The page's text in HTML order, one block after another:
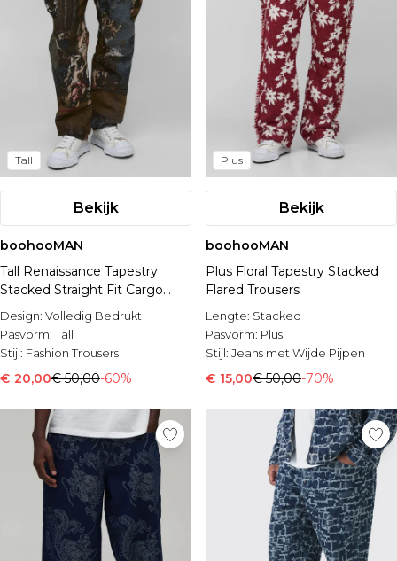
Tall
Bekijk
boohooMAN
Tall Renaissance Tapestry
Stacked Straight Fit Cargo
Trousers
Design: Volledig Bedrukt
Pasvorm:Tall
Stijl: Fashion Trousers
€ 20,00€ 50,00-60%
Plus
Bekijk
boohooMAN
Plus Floral Tapestry Stacked
Flared Trousers
Lengte: Stacked
Pasvorm: Plus
Stijl: Jeans met Wijde Pijpen
€ 15,00€ 50,00-70%